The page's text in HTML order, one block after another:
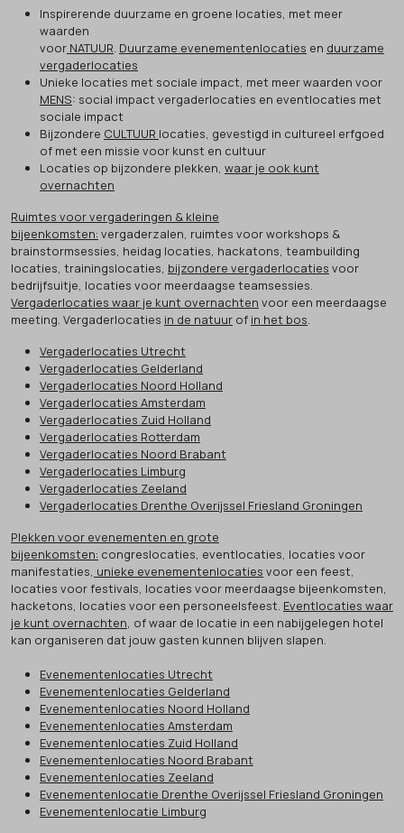
Inspirerende duurzame en groene locaties, met meer
waarden
voor NATUUR. Duurzame evenementenlocaties en duurzame
vergaderlocaties
Unieke locaties met sociale impact, met meer waarden voor
MENS: social impact vergaderlocaties en eventlocaties met
sociale impact
Bijzondere CULTUUR locaties, gevestigd in cultureel erfgoed
of met een missie voor kunst en cultuur
Locaties op bijzondere plekken, waar je ook kunt
overnachten
Ruimtes voor vergaderingen & kleine
bijeenkomsten: vergaderzalen, ruimtes voor workshops &
brainstormsessies, heidag locaties, hackatons, teambuilding
locaties, trainingslocaties, bijzondere vergaderlocaties voor
bedrijfsuitje, locaties voor meerdaagse teamsessies.
Vergaderlocaties waar je kunt overnachten voor een meerdaagse
meeting. Vergaderlocaties in de natuur of in het bos.
Vergaderlocaties Utrecht
Vergaderlocaties Gelderland
Vergaderlocaties Noord Holland
Vergaderlocaties Amsterdam
Vergaderlocaties Zuid Holland
Vergaderlocaties Rotterdam
Vergaderlocaties Noord Brabant
Vergaderlocaties Limburg
Vergaderlocaties Zeeland
Vergaderlocaties Drenthe Overijssel Friesland Groningen
Plekken voor evenementen en grote
bijeenkomsten: congreslocaties, eventlocaties, locaties voor
manifestaties, unieke evenementenlocaties voor een feest,
locaties voor festivals, locaties voor meerdaagse bijeenkomsten,
hacketons, locaties voor een personeelsfeest. Eventlocaties waar
je kunt overnachten, of waar de locatie in een nabijgelegen hotel
kan organiseren dat jouw gasten kunnen blijven slapen.
Evenementenlocaties Utrecht
Evenementenlocaties Gelderland
Evenementenlocaties Noord Holland
Evenementenlocaties Amsterdam
Evenementenlocaties Zuid Holland
Evenementenlocaties Noord Brabant
Evenementenlocaties Zeeland
Evenementenlocatie Drenthe Overijssel Friesland Groningen
Evenementenlocatie Limburg